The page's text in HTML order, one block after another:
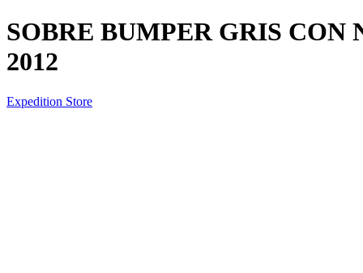
SOBRE BUMPER GRIS CON
2012
Expedition Store